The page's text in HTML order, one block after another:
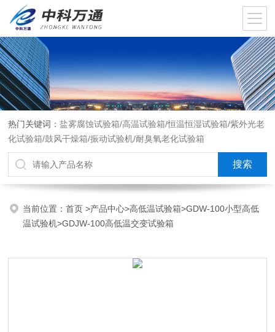
热门关键词：盐雾腐蚀试验箱/高温试验箱/恒温恒湿试验箱/紫外光老
化试验箱/鼓风干燥箱/振动试验机/耐臭氧老化试验箱
当前位置：首页>产品中心>高低温试验箱>GDW-100小型高低
温试验机>GDJW-100高低温交变试验箱